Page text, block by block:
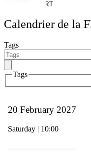
Calendrier de la
Tags
Tags
20 February 2027
Saturday | 10:00